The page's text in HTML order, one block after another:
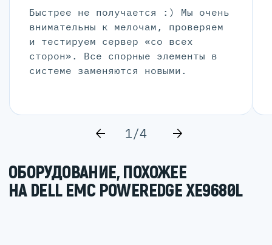
Быстрее не получается :) Мы очень
внимательны к мелочам, проверяем
и тестируем сервер «со всех
сторон». Все спорные элементы в
системе заменяются новыми.
1/4
ОБОРУДОВАНИЕ, ПОХОЖЕЕ
НА DELL EMC POWEREDGE XE9680L